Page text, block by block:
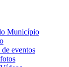
Município
eventos